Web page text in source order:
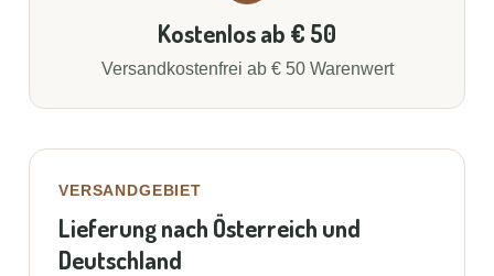
Kostenlos ab € 50
Versandkostenfrei ab € 50 Warenwert
VERSANDGEBIET
Lieferung nach Österreich und
Deutschland